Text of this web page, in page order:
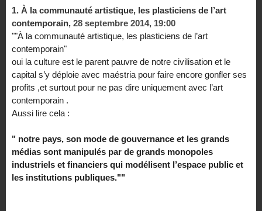
1. À la communauté artistique, les plasticiens de l’art
contemporain, 28 septembre 2014, 19:00
""À la communauté artistique, les plasticiens de l’art
contemporain"
oui la culture est le parent pauvre de notre civilisation et le
capital s’y déploie avec maéstria pour faire encore gonfler ses
profits ,et surtout pour ne pas dire uniquement avec l’art
contemporain .
Aussi lire cela :
" notre pays, son mode de gouvernance et les grands
médias sont manipulés par de grands monopoles
industriels et financiers qui modélisent l’espace public et
les institutions publiques.""